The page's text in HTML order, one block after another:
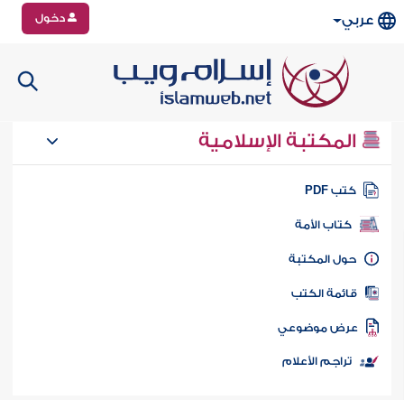
عربي دخول
المكتبة الإسلامية
كتب PDF
كتاب الأمة
المكتبة
الكتب
موضوعي